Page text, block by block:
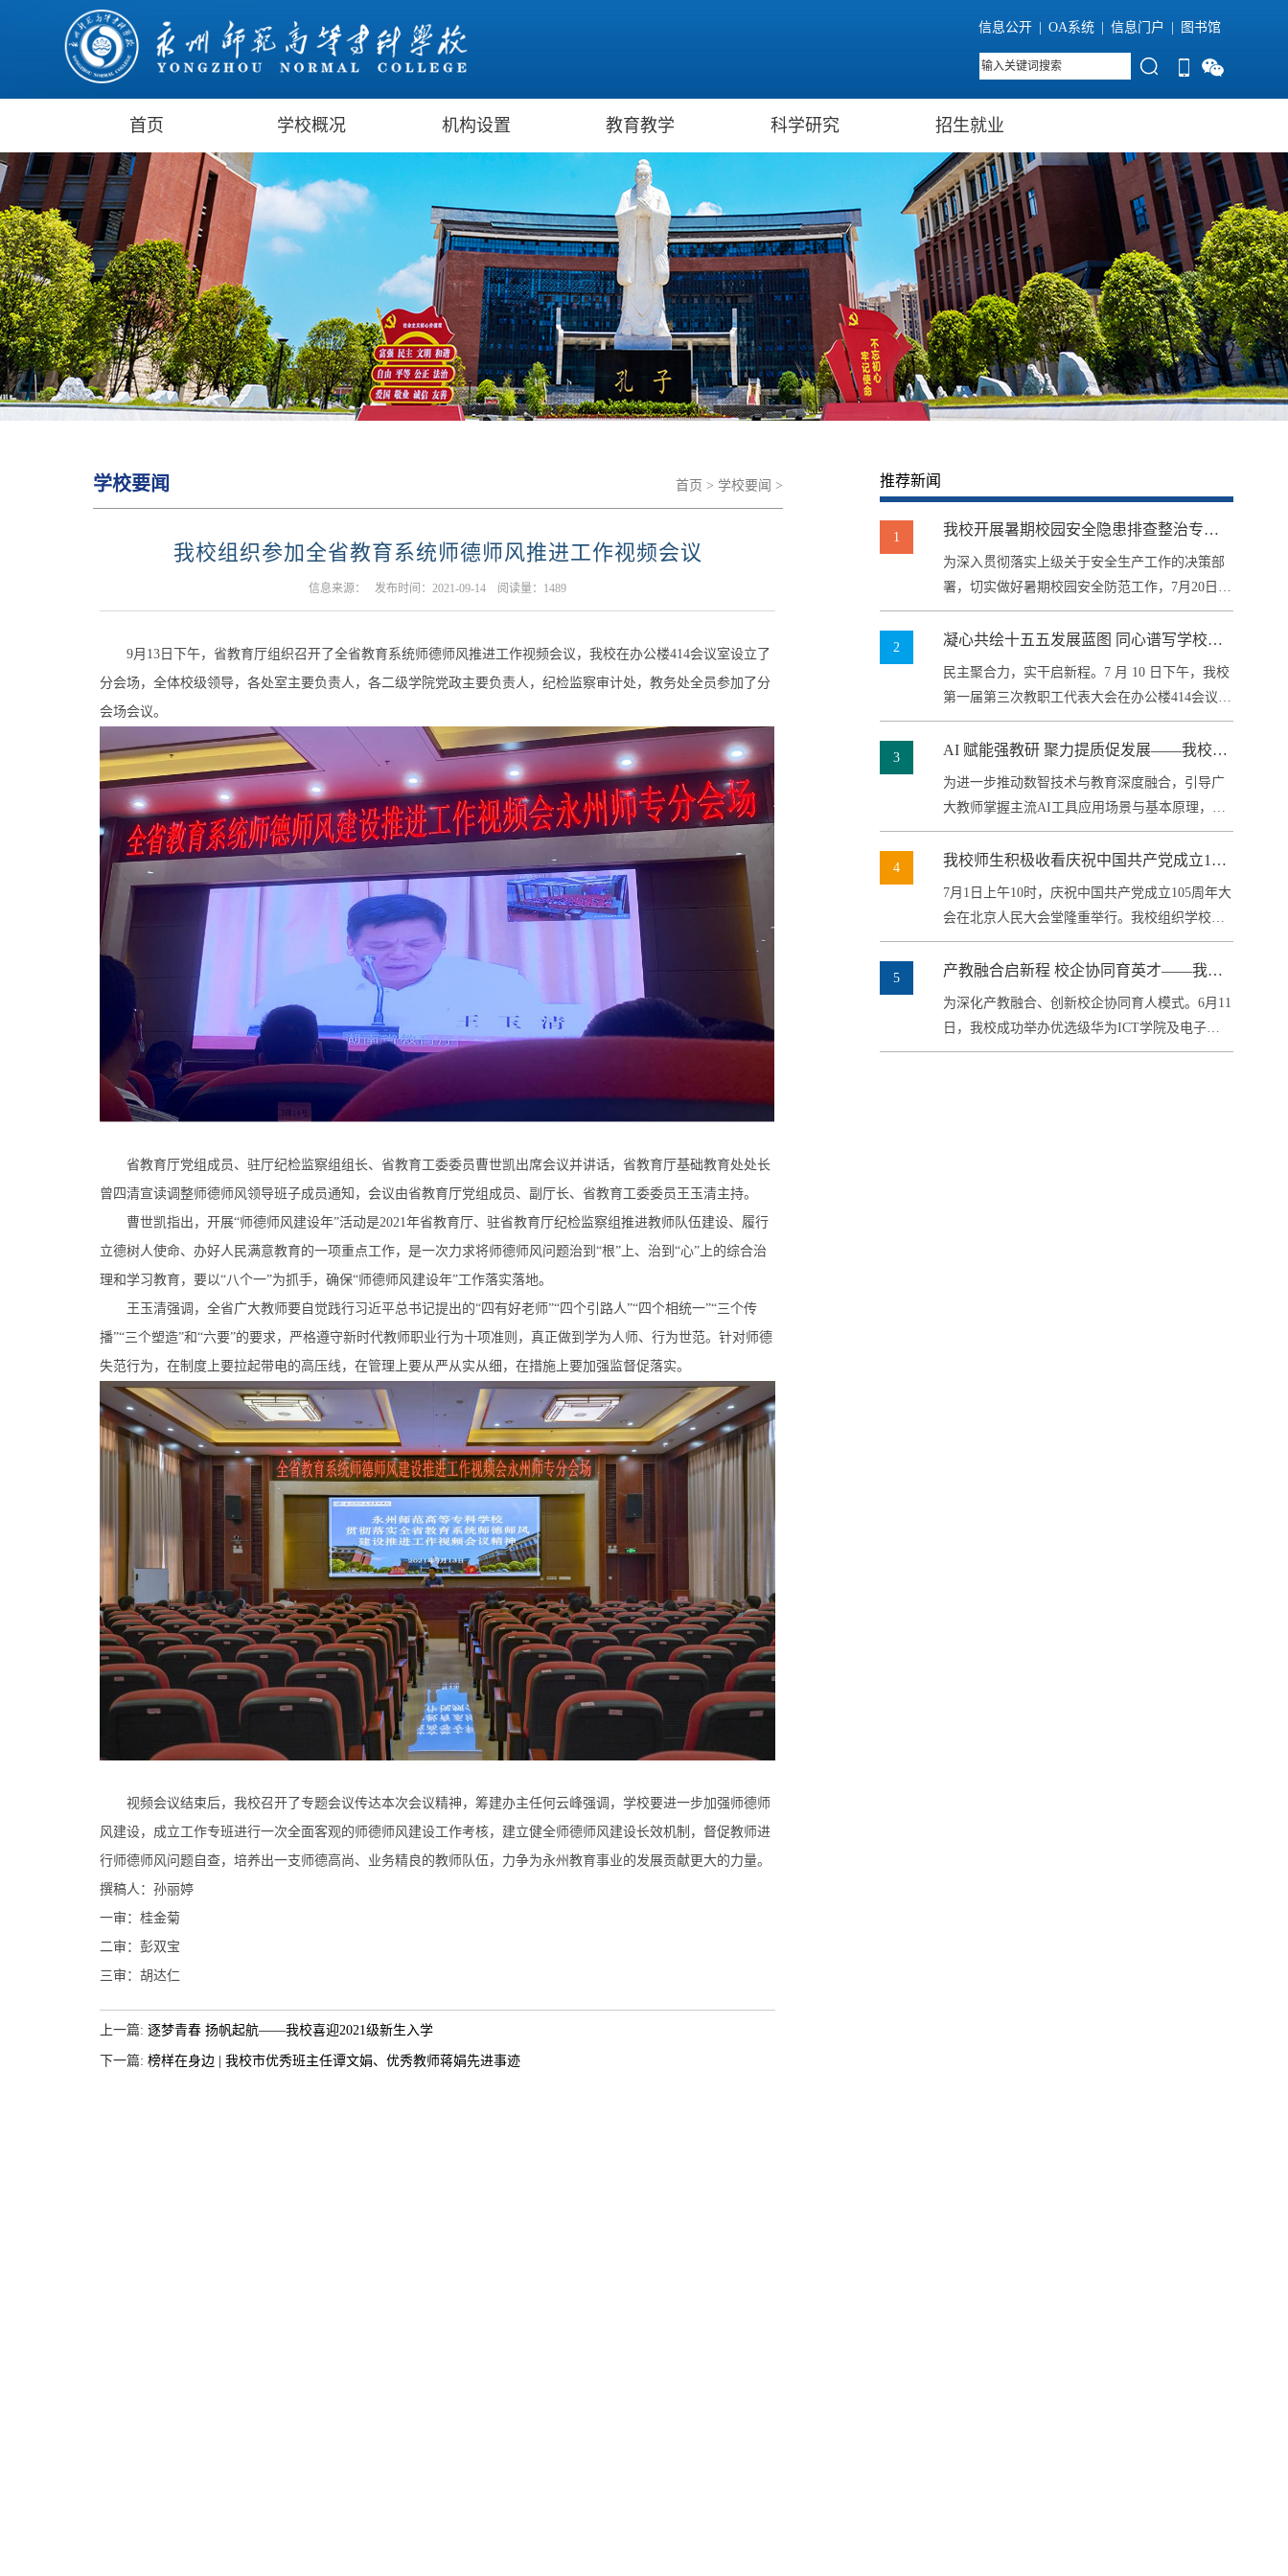
信息公开 OA系统 信息门户 图书馆
首页 学校概况 机构设置 教育教学 科学研究 招生就业
学校要闻 首页 > 学校要闻 >
我校组织参加全省教育系统师德师风推进工作视频会议
信息来源： 发布时间：2021-09-14 阅读量： 1489
9月13日下午，省教育厅组织召开了全省教育系统师德师风推进工作视频会议，我校在办公楼414会议室设立了
分会场，全体校级领导，各处室主要负责人，各二级学院党政主要负责人，纪检监察审计处，教务处全员参加了分
会场会议。
省教育厅党组成员、驻厅纪检监察组组长、省教育工委委员曹世凯出席会议并讲话，省教育厅基础教育处处长
曾四清宣读调整师德师风领导班子成员通知，会议由省教育厅党组成员、副厅长、省教育工委委员王玉清主持。
曹世凯指出，开展“师德师风建设年”活动是2021年省教育厅、驻省教育厅纪检监察组推进教师队伍建设、履行
立德树人使命、办好人民满意教育的一项重点工作，是一次力求将师德师风问题治到“根”上、治到“心”上的综合治
理和学习教育，要以“八个一”为抓手，确保“师德师风建设年”工作落实落地。
王玉清强调，全省广大教师要自觉践行习近平总书记提出的“四有好老师”“四个引路人”“四个相统一”“三个传
播”“三个塑造”和“六要”的要求，严格遵守新时代教师职业行为十项准则，真正做到学为人师、行为世范。针对师德
失范行为，在制度上要拉起带电的高压线，在管理上要从严从实从细，在措施上要加强监督促落实。
视频会议结束后，我校召开了专题会议传达本次会议精神，筹建办主任何云峰强调，学校要进一步加强师德师
风建设，成立工作专班进行一次全面客观的师德师风建设工作考核，建立健全师德师风建设长效机制，督促教师进
行师德师风问题自查，培养出一支师德高尚、业务精良的教师队伍，力争为永州教育事业的发展贡献更大的力量。
撰稿人：孙丽婷
一审：桂金菊
二审：彭双宝
三审：胡达仁
上一篇: 逐梦青春 扬帆起航——我校喜迎2021级新生入学
下一篇: 榜样在身边 | 我校市优秀班主任谭文娟、优秀教师蒋娟先进事迹
推荐新闻
1
我校开展暑期校园安全隐患排查整治专项
检查
为深入贯彻落实上级关于安全生产工作的决策部
署，切实做好暑期校园安全防范工作，7月20日上
午，学校党委书记李黎武带队，...
2
凝心共绘十五五发展蓝图 同心谱写学校转
型崭新篇章 —— 我校第一届第三次教职工
代表大会顺利召开
民主聚合力，实干启新程。7 月 10 日下午，我校
第一届第三次教职工代表大会在办公楼414会议室
顺利举行。学校全体班...
3
AI 赋能强教研 聚力提质促发展——我校开
展AI赋能教师教学科研能力提升专题培训
为进一步推动数智技术与教育深度融合，引导广
大教师掌握主流AI工具应用场景与基本原理，助
力教师教科研创新能力提升，构建学...
4
我校师生积极收看庆祝中国共产党成立105
周年大会直播
7月1日上午10时，庆祝中国共产党成立105周年大
会在北京人民大会堂隆重举行。我校组织学校师
生通过集中收看、线上收听等...
5
产教融合启新程 校企协同育英才——我校
举行优选级华为ICT学院及电子信息产业学
院揭牌仪式暨理事会第一次会议
为深化产教融合、创新校企协同育人模式。6月11
日，我校成功举办优选级华为ICT学院及电子信
息产业学院揭牌仪式暨产业...